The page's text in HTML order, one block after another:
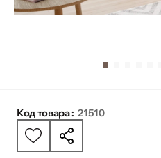
Код товара : 21510